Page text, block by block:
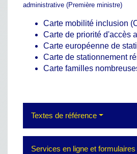
administrative (Première ministre)
Carte mobilité inclusion
Carte de priorité d'accès
Carte européenne de
Carte de stationnement
Carte familles
Textes de référence
Services en ligne et formulaires